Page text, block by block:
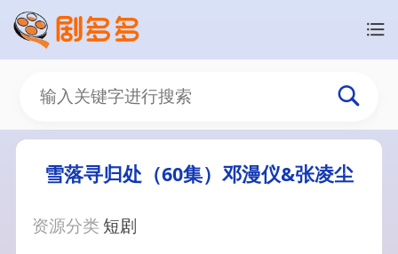
雪落寻归处（60集）邓漫仪&张凌尘
资源分类 短剧